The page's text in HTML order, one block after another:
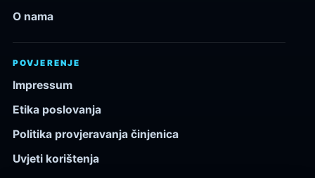
O nama
POVJERENJE
Impressum
Etika poslovanja
Politika provjeravanja činjenica
Uvjeti korištenja